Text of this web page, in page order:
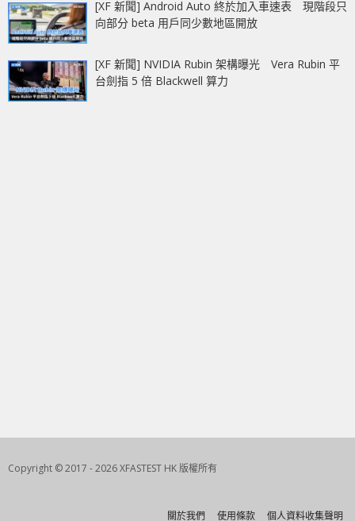
[XF 新聞] Android Auto 終於加入車速表 現階段只
向部分 beta 用戶同少數地區開放
[XF 新聞] NVIDIA Rubin 架構曝光 Vera Rubin 平
台劍指 5 倍 Blackwell 算力
Copyright © 2017 - 2026 XFASTEST HK 版權所有
關於我們 使用條款 個人資料收集聲明